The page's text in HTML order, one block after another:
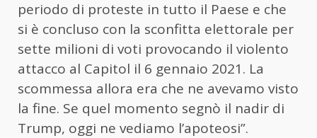
periodo di proteste in tutto il Paese e che
si è concluso con la sconfitta elettorale per
sette milioni di voti provocando il violento
attacco al Capitol il 6 gennaio 2021. La
scommessa allora era che ne avevamo visto
la fine. Se quel momento segnò il nadir di
Trump, oggi ne vediamo l’apoteosi”.